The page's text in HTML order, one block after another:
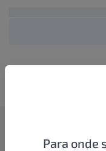
Para onde
Como funciona